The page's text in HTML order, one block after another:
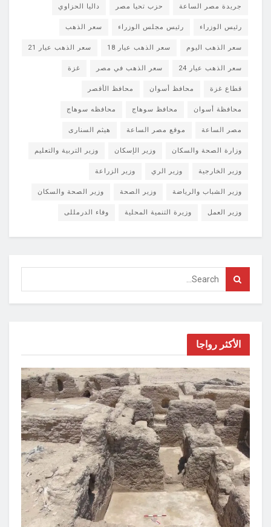
جريدة مصر الساعة حزب تحيا مصر داليا الحزاوي
رئيس الوزراء رئيس مجلس الوزراء سعر الذهب
سعر الذهب اليوم سعر الذهب عيار 18 سعر الذهب عيار 21
سعر الذهب عيار 24 سعر الذهب في مصر غزة
قطاع غزة محافظ أسوان محافظ الأقصر
محافظة أسوان محافظ سوهاج محافظه سوهاج
مصر الساعة موقع مصر الساعة هيثم السنارى
وزارة الصحة والسكان وزير الإسكان وزير التربية والتعليم
وزير الخارجية وزير الري وزير الزراعة
وزير الشباب والرياضة وزير الصحة وزير الصحة والسكان
وزير العمل وزيرة التنمية المحلية وفاء الدرمللى
الأكثر رواجا